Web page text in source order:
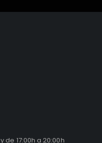
de 17:00h a 20:00h